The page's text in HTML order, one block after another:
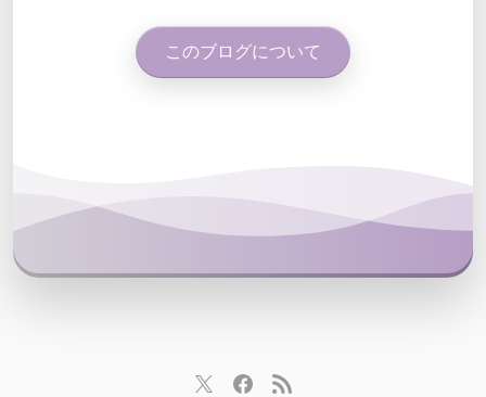
このブログについて